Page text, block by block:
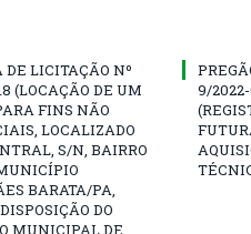
DE LICITAÇÃO Nº
(LOCAÇÃO DE UM
FINS NÃO
LOCALIZADO
S/N, BAIRRO
BARATA/PA,
DO
MUNICIPAL DE
9/